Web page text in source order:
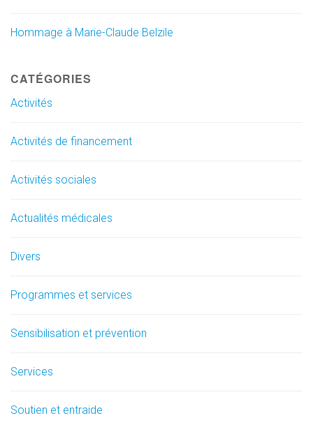
Hommage à Marie-Claude Belzile
CATÉGORIES
Activités
Activités de financement
Activités sociales
Actualités médicales
Divers
Programmes et services
Sensibilisation et prévention
Services
Soutien et entraide